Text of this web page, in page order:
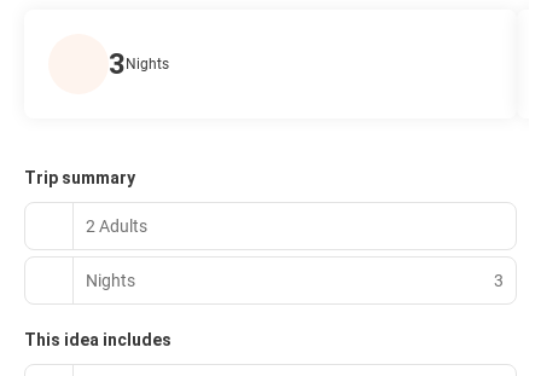
3 Nights
Trip summary
2 Adults
Nights 3
This idea includes